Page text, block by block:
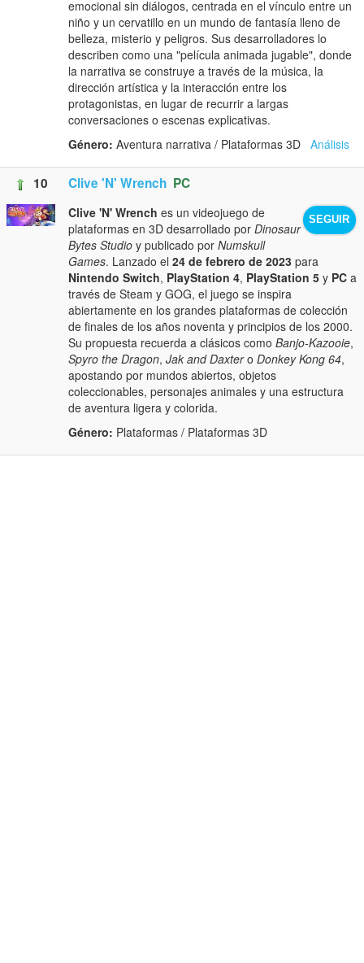
emocional sin diálogos, centrada en el vínculo entre un
niño y un cervatillo en un mundo de fantasía lleno de
belleza, misterio y peligros. Sus desarrolladores lo
describen como una "película animada jugable", donde
la narrativa se construye a través de la música, la
dirección artística y la interacción entre los
protagonistas, en lugar de recurrir a largas
conversaciones o escenas explicativas.
Género: Aventura narrativa / Plataformas 3D Análisis
10 Clive 'N' Wrench PC
SEGUIR
Clive 'N' Wrench es un videojuego de
plataformas en 3D desarrollado por Dinosaur
Bytes Studio y publicado por Numskull
Games. Lanzado el 24 de febrero de 2023 para
Nintendo Switch, PlayStation 4, PlayStation 5 y PC a
través de Steam y GOG, el juego se inspira
abiertamente en los grandes plataformas de colección
de finales de los años noventa y principios de los 2000.
Su propuesta recuerda a clásicos como Banjo-Kazooie,
Spyro the Dragon, Jak and Daxtero Donkey Kong 64,
apostando por mundos abiertos, objetos
coleccionables, personajes animales y una estructura
de aventura ligera y colorida.
Género: Plataformas / Plataformas 3D